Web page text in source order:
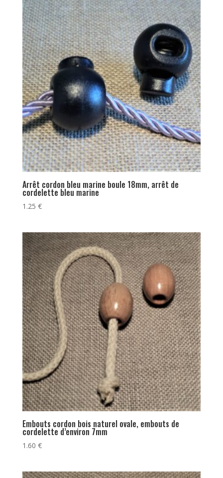
Arrêt cordon bleu marine boule 18mm, arrêt de
cordelette bleu marine
1.25 €
Embouts cordon bois naturel ovale, embouts de
cordelette d’environ 7mm
1.60 €